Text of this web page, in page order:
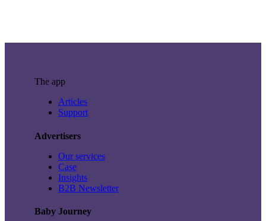
The app
Articles
Support
Advertisers
Our services
Case
Insights
B2B Newsletter
Baby Journey